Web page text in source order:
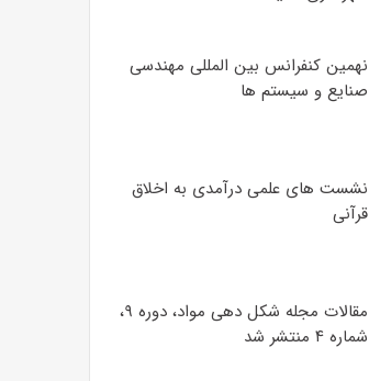
نهمین کنفرانس بین المللی مهندسی
صنایع و سیستم­ ها
نشست های علمی درآمدی به اخلاق
قرآنی
مقالات مجله شکل دهی مواد، دوره ۹،
شماره ۴ منتشر شد